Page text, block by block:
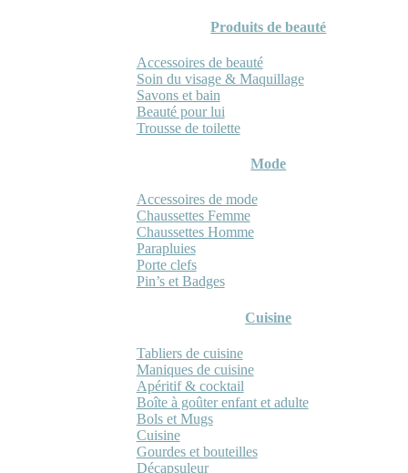
Produits de beauté
Accessoires de beauté
Soin du visage & Maquillage
Savons et bain
Beauté pour lui
Trousse de toilette
Mode
Accessoires de mode
Chaussettes Femme
Chaussettes Homme
Parapluies
Porte clefs
Pin’s et Badges
Cuisine
Tabliers de cuisine
Maniques de cuisine
Apéritif & cocktail
Boîte à goûter enfant et adulte
Bols et Mugs
Cuisine
Gourdes et bouteilles
Décapsuleur